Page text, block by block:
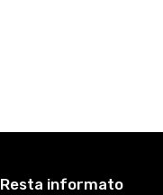
Resta informato